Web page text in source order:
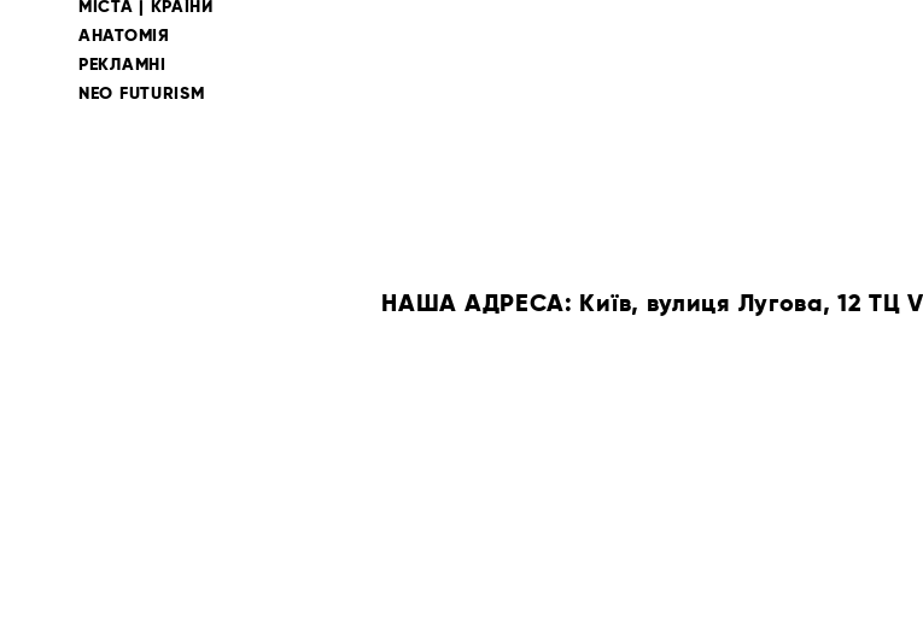
МІСТА | КРАЇНИ
АНАТОМІЯ
РЕКЛАМНІ
NEO FUTURISM
НАША АДРЕСА: Київ, вулиця Лугова, 12 ТЦ